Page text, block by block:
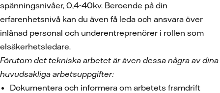
spänningsnivåer, 0,4-40kv. Beroende på din
erfarenhetsnivå kan du även få leda och ansvara över
inlånad personal och underentreprenörer i rollen som
elsäkerhetsledare.
Förutom det tekniska arbetet är även dessa några av dina
huvudsakliga arbetsuppgifter:
Dokumentera och informera om arbetets framdrift